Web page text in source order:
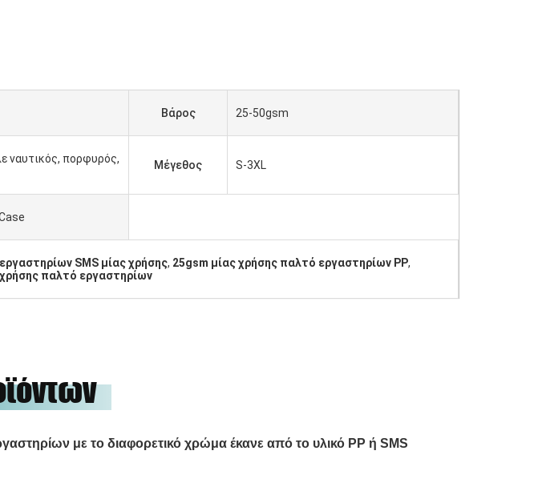
Βάρος 25-50gsm
ναυτικός, πορφυρός,
Μέγεθος S-3XL
SMS μίας χρήσης, 25gsm μίας χρήσης παλτό εργαστηρίων PP,
παλτό εργαστηρίων
με το διαφορετικό χρώμα έκανε από το υλικό PP ή SMS